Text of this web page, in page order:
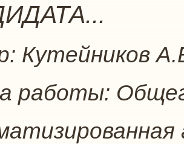
Кутейников
работы: